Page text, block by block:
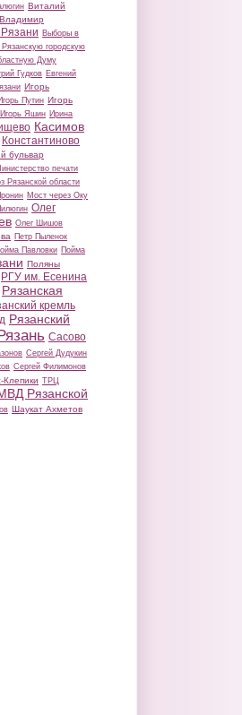
Виталий
Владимир
Выборы в
городскую
Думу
Гудков Евгений
Игорь
Путин Игорь
Игорь Яшин Ирина
Касимов
Константиново
бульвар
печати
Рязанской области
Мост через Оку
Олег
Олег Шишов
Петр Пыленок
Павловки Пойма
Поляны
РГУ им. Есенина
Рязанская
кремль
Рязанский
Сасово
Сергей Дудукин
Сергей Филимонов
Клепики ТРЦ
Рязанской
Шаукат Ахметов